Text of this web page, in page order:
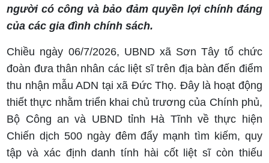
người có công và bảo đảm quyền lợi chính đáng
của các gia đình chính sách.
Chiều ngày 06/7/2026, UBND xã Sơn Tây tổ chức
đoàn đưa thân nhân các liệt sĩ trên địa bàn đến điểm
thu nhận mẫu ADN tại xã Đức Thọ. Đây là hoạt động
thiết thực nhằm triển khai chủ trương của Chính phủ,
Bộ Công an và UBND tỉnh Hà Tĩnh về thực hiện
Chiến dịch 500 ngày đêm đẩy mạnh tìm kiếm, quy
tập và xác định danh tính hài cốt liệt sĩ còn thiếu